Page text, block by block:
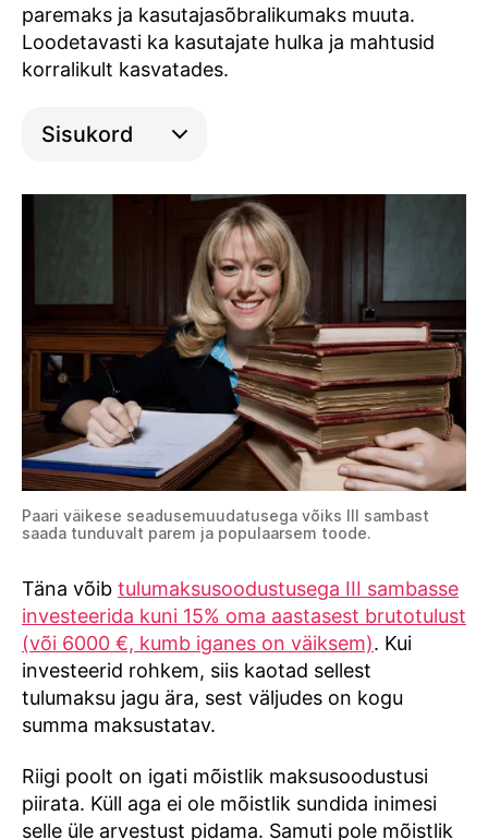
paremaks ja kasutajasõbralikumaks muuta.
Loodetavasti ka kasutajate hulka ja mahtusid
korralikult kasvatades.
Sisukord
Paari väikese seadusemuudatusega võiks III sambast
saada tunduvalt parem ja populaarsem toode.
Täna võib tulumaksusoodustusega III sambasse
investeerida kuni 15% oma aastasest brutotulust
(või 6000 €, kumb iganes on väiksem). Kui
investeerid rohkem, siis kaotad sellest
tulumaksu jagu ära, sest väljudes on kogu
summa maksustatav.
Riigi poolt on igati mõistlik maksusoodustusi
piirata. Küll aga ei ole mõistlik sundida inimesi
selle üle arvestust pidama. Samuti pole mõistlik